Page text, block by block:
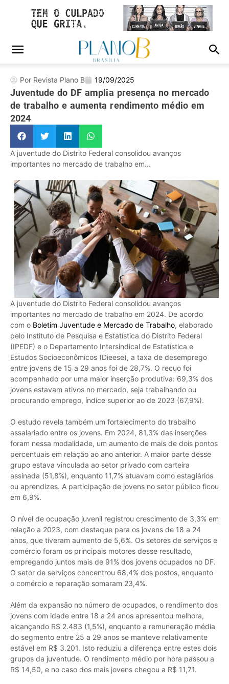
Por Revista Plano B 19/09/2025
Juventude do DF amplia presença no mercado
de trabalho e aumenta rendimento médio em
2024
A juventude do Distrito Federal consolidou avanços
importantes no mercado de trabalho em...
A juventude do Distrito Federal consolidou avanços
importantes no mercado de trabalho em 2024. De acordo
com o Boletim Juventude e Mercado de Trabalho, elaborado
pelo Instituto de Pesquisa e Estatística do Distrito Federal
(IPEDF) e o Departamento Intersindical de Estatística e
Estudos Socioeconômicos (Dieese), a taxa de desemprego
entre jovens de 15 a 29 anos foi de 28,7%. O recuo foi
acompanhado por uma maior inserção produtiva: 69,3% dos
jovens estavam ativos no mercado, seja trabalhando ou
procurando emprego, índice superior ao de 2023 (67,9%).
O estudo revela também um fortalecimento do trabalho
assalariado entre os jovens. Em 2024, 81,3% das inserções
foram nessa modalidade, um aumento de mais de dois pontos
percentuais em relação ao ano anterior. A maior parte desse
grupo estava vinculada ao setor privado com carteira
assinada (51,8%), enquanto 11,7% atuavam como estagiários
ou aprendizes. A participação de jovens no setor público ficou
em 6,9%.
O nível de ocupação juvenil registrou crescimento de 3,3% em
relação a 2023, com destaque para os jovens de 18 a 24
anos, que tiveram aumento de 5,6%. Os setores de serviços e
comércio foram os principais motores desse resultado,
empregando juntos mais de 91% dos jovens ocupados no DF.
O setor de serviços concentrou 68,4% dos postos, enquanto
o comércio e reparação somaram 23,4%.
Além da expansão no número de ocupados, o rendimento dos
jovens com idade entre 18 a 24 anos apresentou melhora,
alcançando R$ 2.483 (1,5%), enquanto a remuneração média
do segmento entre 25 a 29 anos se manteve relativamente
estável em R$ 3.201. Isto reduziu a diferença entre estes dois
grupos da juventude. O rendimento médio por hora passou a
R$ 14,50, e no caso dos mais jovens chegou a R$ 11,71.